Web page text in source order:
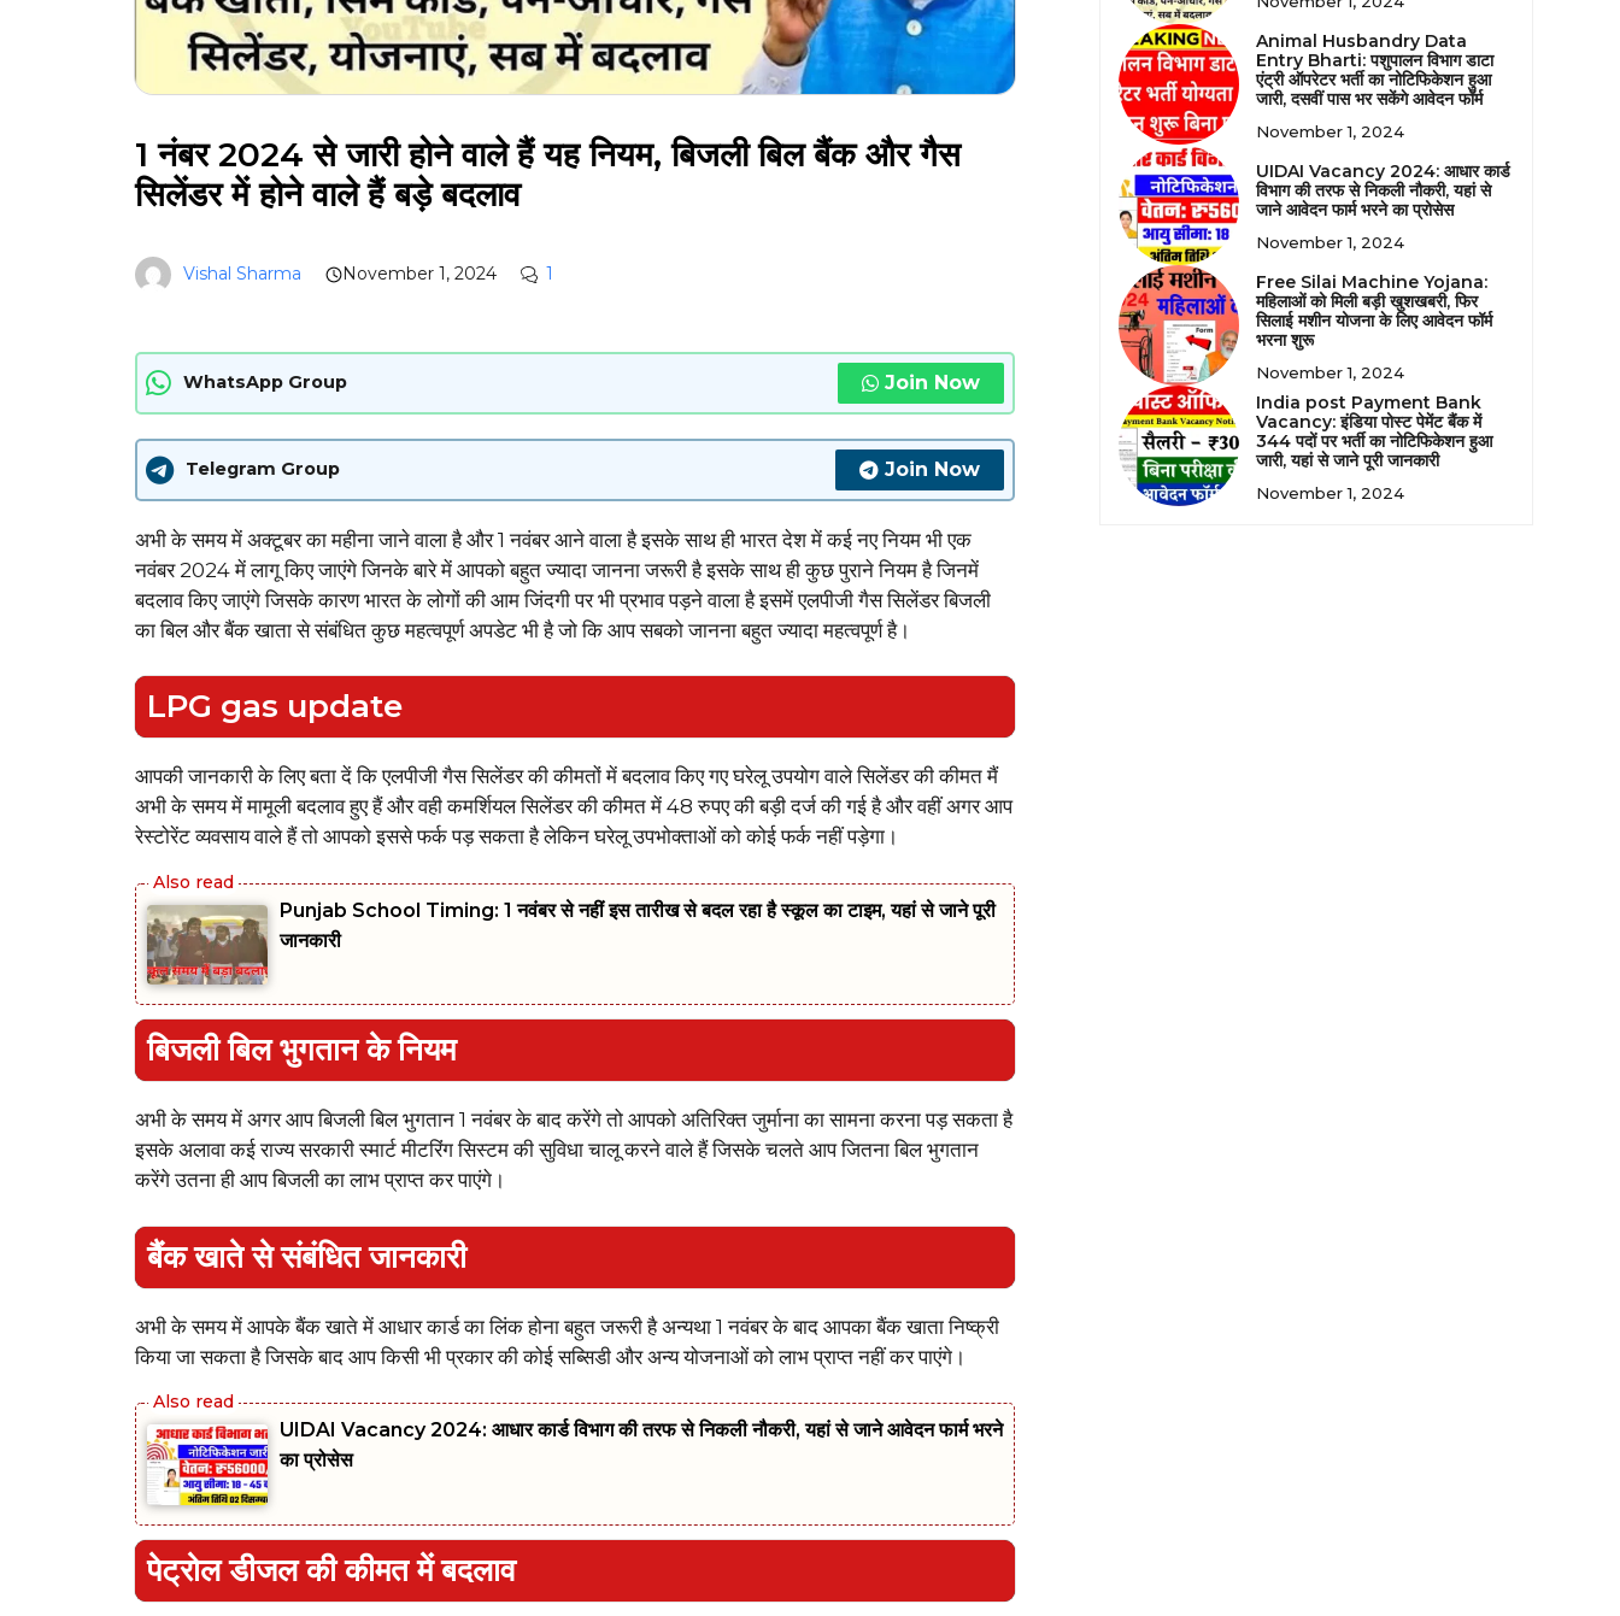
1 नंबर 2024 से जारी होने वाले हैं यह नियम, बिजली बिल बैंक और गैस
सिलेंडर में होने वाले हैं बड़े बदलाव
Vishal Sharma November 1, 2024 1
WhatsApp Group Join Now
Telegram Group Join Now
अभी के समय में अक्टूबर का महीना जाने वाला है और 1 नवंबर आने वाला है इसके साथ ही भारत देश में कई नए नियम भी एक
नवंबर 2024 में लागू किए जाएंगे जिनके बारे में आपको बहुत ज्यादा जानना जरूरी है इसके साथ ही कुछ पुराने नियम है जिनमें
बदलाव किए जाएंगे जिसके कारण भारत के लोगों की आम जिंदगी पर भी प्रभाव पड़ने वाला है इसमें एलपीजी गैस सिलेंडर बिजली
का बिल और बैंक खाता से संबंधित कुछ महत्वपूर्ण अपडेट भी है जो कि आप सबको जानना बहुत ज्यादा महत्वपूर्ण है।
LPG gas update
आपकी जानकारी के लिए बता दें कि एलपीजी गैस सिलेंडर की कीमतों में बदलाव किए गए घरेलू उपयोग वाले सिलेंडर की कीमत मैं
अभी के समय में मामूली बदलाव हुए हैं और वही कमर्शियल सिलेंडर की कीमत में 48 रुपए की बड़ी दर्ज की गई है और वहीं अगर आप
रेस्टोरेंट व्यवसाय वाले हैं तो आपको इससे फर्क पड़ सकता है लेकिन घरेलू उपभोक्ताओं को कोई फर्क नहीं पड़ेगा।
Punjab School Timing: 1 नवंबर से नहीं इस तारीख से बदल रहा है स्कूल का टाइम, यहां से जाने पूरी
जानकारी
बिजली बिल भुगतान के नियम
अभी के समय में अगर आप बिजली बिल भुगतान 1 नवंबर के बाद करेंगे तो आपको अतिरिक्त जुर्माना का सामना करना पड़ सकता है
इसके अलावा कई राज्य सरकारी स्मार्ट मीटरिंग सिस्टम की सुविधा चालू करने वाले हैं जिसके चलते आप जितना बिल भुगतान
करेंगे उतना ही आप बिजली का लाभ प्राप्त कर पाएंगे।
बैंक खाते से संबंधित जानकारी
अभी के समय में आपके बैंक खाते में आधार कार्ड का लिंक होना बहुत जरूरी है अन्यथा 1 नवंबर के बाद आपका बैंक खाता निष्क्री
किया जा सकता है जिसके बाद आप किसी भी प्रकार की कोई सब्सिडी और अन्य योजनाओं को लाभ प्राप्त नहीं कर पाएंगे।
UIDAI Vacancy 2024: आधार कार्ड विभाग की तरफ से निकली नौकरी, यहां से जाने आवेदन फार्म भरने
का प्रोसेस
पेट्रोल डीजल की कीमत में बदलाव
Animal Husbandry Data
Entry Bharti: पशुपालन विभाग डाटा
एंट्री ऑपरेटर भर्ती का नोटिफिकेशन हुआ
जारी, दसवीं पास भर सकेंगे आवेदन फॉर्म
November 1, 2024
UIDAI Vacancy 2024: आधार कार्ड
विभाग की तरफ से निकली नौकरी, यहां से
जाने आवेदन फार्म भरने का प्रोसेस
November 1, 2024
Free Silai Machine Yojana:
महिलाओं को मिली बड़ी खुशखबरी, फिर
सिलाई मशीन योजना के लिए आवेदन फॉर्म
भरना शुरू
November 1, 2024
India post Payment Bank
Vacancy: इंडिया पोस्ट पेमेंट बैंक में
344 पदों पर भर्ती का नोटिफिकेशन हुआ
जारी, यहां से जाने पूरी जानकारी
November 1, 2024